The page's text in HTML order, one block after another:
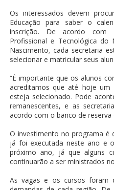
Os interessados devem
Educação para saber o
inscrição. De acordo com
Profissional e Tecnológica do
Nascimento, cada secretaria
selecionar e matricular seus
“É importante que os alunos
acreditamos que até hoje um
esteja selecionado. Pode
remanescentes, e as
acordo com o banco de reserva
O investimento no programa é
já foi executada neste ano e
próximo ano, já que alguns
continuarão a ser ministrados
As vagas e os cursos foram